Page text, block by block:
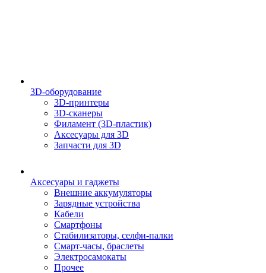
3D-оборудование
3D-принтеры
3D-сканеры
Филамент (3D-пластик)
Аксесуары для 3D
Запчасти для 3D
Аксесуары и гаджеты
Внешние аккумуляторы
Зарядные устройства
Кабели
Смартфоны
Стабилизаторы, селфи-палки
Смарт-часы, браслеты
Электросамокаты
Прочее